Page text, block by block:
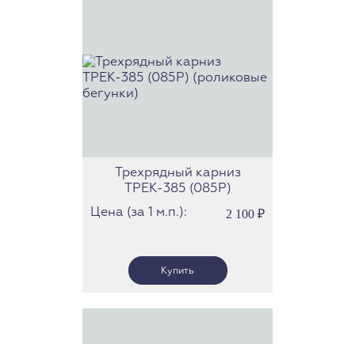
Трехрядный карниз
ТРЕК-385 (085Р)
(роликовые бегунки)
Цена (за 1 м.п.): 2 100 ₽